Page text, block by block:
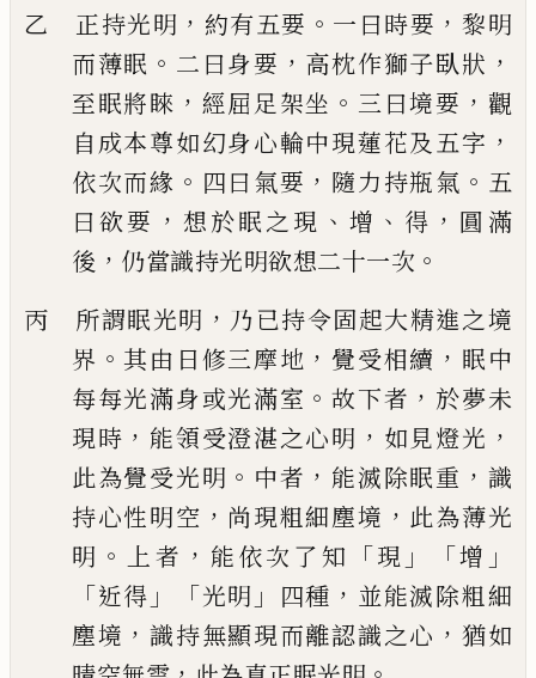
乙 正持光明 ， 約有五要 。 一曰時要 ，黎明
而薄眠 。 二曰身要 ， 高枕作獅子臥狀 ，
至眠將睞 ， 經屈足架坐 。 三曰境要 ， 觀
自成本尊如幻身心輪中現蓮花及五字 ，
依次而緣 。 四曰氣要 ， 隨力持瓶氣 。 五
曰欲要 ， 想於眠之現 、 增 、 得 ， 圓滿
後 ， 仍當識持光明欲想二十一次 。
丙 所謂眠光明 ， 乃已持令固起大精進之境
界 。其由日修三摩地 ， 覺受相續 ， 眠中
每每光滿身或光滿室 。故下者 ， 於夢未
現時 ， 能領受澄湛之心明 ， 如見燈光 ，
此為覺受光明 。 中者 ， 能滅除眠重 ， 識
持心性明空 ， 尚現粗細塵境 ， 此為薄光
明 。 上者 ， 能依次了知 「現 」「增 」
「近得 」「光明 」 四種 ， 並能滅除粗細
塵境 ，識持無顯現而離認識之心 ， 猶如